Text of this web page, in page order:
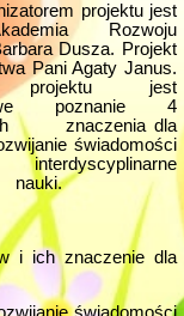
projektu jest
Rozwoju
Dusza. Projekt
Pani Agaty Janus.
projektu jest
poznanie 4
ich znaczenia dla
świadomości
interdyscyplinarne
nauki.
i ich znaczenie dla